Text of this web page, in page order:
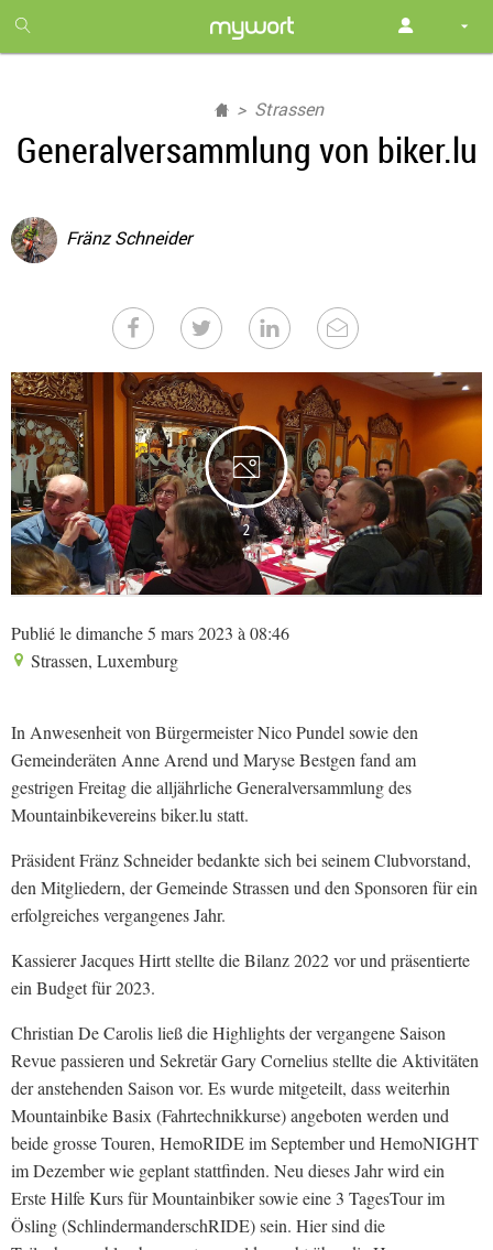
month
free
Strassen
Generalversammlung von biker.lu
Fränz Schneider
2
Publié le dimanche 5 mars 2023 à 08:46
Strassen, Luxemburg
In Anwesenheit von Bürgermeister Nico Pundel sowie den
Gemeinderäten Anne Arend und Maryse Bestgen fand am
gestrigen Freitag die alljährliche Generalversammlung des
Mountainbikevereins biker.lu statt.
Präsident Fränz Schneider bedankte sich bei seinem Clubvorstand,
den Mitgliedern, der Gemeinde Strassen und den Sponsoren für ein
erfolgreiches vergangenes Jahr.
Kassierer Jacques Hirtt stellte die Bilanz 2022 vor und präsentierte
ein Budget für 2023.
Christian De Carolis ließ die Highlights der vergangene Saison
Revue passieren und Sekretär Gary Cornelius stellte die Aktivitäten
der anstehenden Saison vor. Es wurde mitgeteilt, dass weiterhin
Mountainbike Basix (Fahrtechnikkurse) angeboten werden und
beide grosse Touren, HemoRIDE im September und HemoNIGHT
im Dezember wie geplant stattfinden. Neu dieses Jahr wird ein
Erste Hilfe Kurs für Mountainbiker sowie eine 3 TagesTour im
Ösling (SchlindermanderschRIDE) sein. Hier sind die